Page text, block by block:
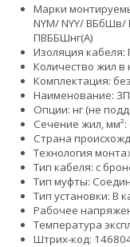
Марки
NYM/ NYY/
ПВББШнг(А)
Изоляция кабеля:
Количество жил в
Комплектация:
Наименование:
Опции: нг (не
Сечение жил, мм²:
Страна
Технология
Тип кабеля: с
Тип муфты:
Тип установки: В
Рабочее
Температура
Штрих-код: